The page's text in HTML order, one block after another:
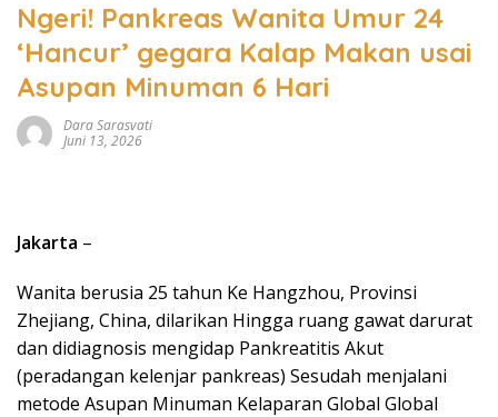
Ngeri! Pankreas Wanita Umur 24
‘Hancur’ gegara Kalap Makan usai
Asupan Minuman 6 Hari
Dara Sarasvati
Juni 13, 2026
Jakarta –
Wanita berusia 25 tahun Ke Hangzhou, Provinsi
Zhejiang, China, dilarikan Hingga ruang gawat darurat
dan didiagnosis mengidap Pankreatitis Akut
(peradangan kelenjar pankreas) Sesudah menjalani
metode Asupan Minuman Kelaparan Global Global